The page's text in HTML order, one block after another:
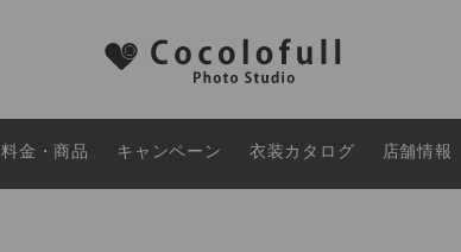
料金・商品 キャンペーン 衣装カタログ 店舗情報